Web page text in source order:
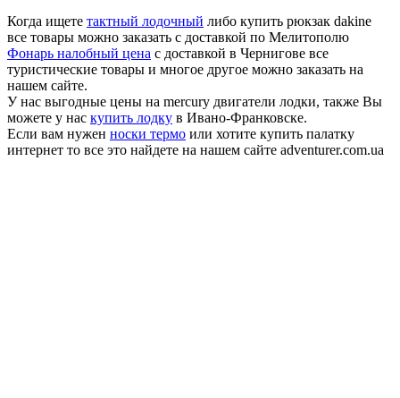
Когда ищете тактный лодочный либо купить рюкзак dakine
все товары можно заказать с доставкой по Мелитополю
Фонарь налобный цена с доставкой в Чернигове все
туристические товары и многое другое можно заказать на
нашем сайте.
У нас выгодные цены на mercury двигатели лодки, также Вы
можете у нас купить лодку в Ивано-Франковске.
Если вам нужен носки термо или хотите купить палатку
интернет то все это найдете на нашем сайте adventurer.com.ua